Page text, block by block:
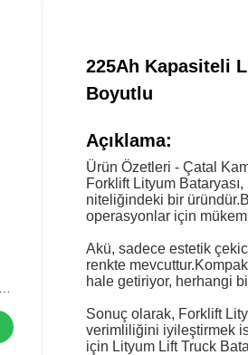
225Ah Kapasiteli
Boyutlu
Açıklama:
Ürün Özetleri - Çatal
Forklift Lityum
niteliğindeki bir
operasyonlar için
Akü, sadece estetik
renkte
hale getiriyor, herhangi
Sonuç olarak, Forklift
verimliliğini iyileştirmek
için Lityum Lift Truck